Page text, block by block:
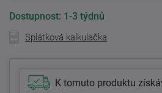
Dostupnost: 1-3 týdnů
Splátková kalkulačka
K tomuto produktu